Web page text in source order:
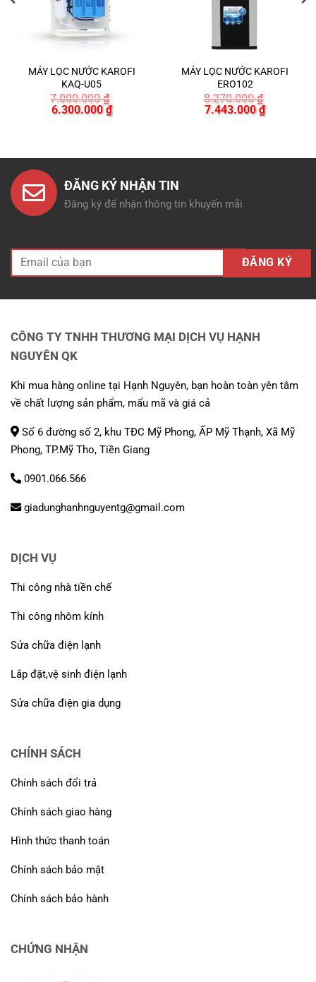
MÁY LỌC NƯỚC KAROFI
KAQ-U05
7.000.000₫
Giá
6.300.000₫Giá
hiện
MÁY LỌC NƯỚC KAROFI
ERO102
8.270.000₫
Giá
7.443.000₫Giá
hiện
ĐĂNG KÝ NHẬN TIN
Đăng ký để nhận thông tin khuyến mãi
CÔNG TY TNHH THƯƠNG MẠI DỊCH VỤ HẠNH
NGUYÊN QK
Khi mua hàng online tại Hạnh Nguyên, bạn hoàn toàn yên tâm
về chất lượng sản phẩm, mẩu mã và giá cả
Số 6 đường số 2, khu TĐC Mỹ Phong, ẤP Mỹ Thạnh, Xã Mỹ
Phong, TP.Mỹ Tho, Tiền Giang
0901.066.566
giadunghanhnguyentg@gmail.com
DỊCH VỤ
Thi công nhà tiền chế
Thi công nhôm kính
Sửa chữa điện lạnh
Lắp đặt,vệ sinh điện lạnh
Sửa chữa điện gia dụng
CHÍNH SÁCH
Chính sách đổi trả
Chính sách giao hàng
Hình thức thanh toán
Chính sách bảo mật
Chính sách bảo hành
CHỨNG NHẬN